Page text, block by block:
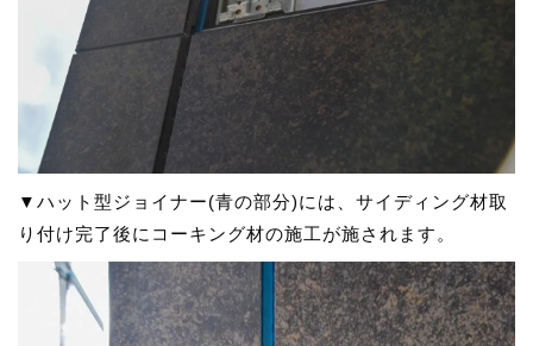
▼ハット型ジョイナー(青の部分)には、サイディング材取
り付け完了後にコーキング材の施工が施されます。